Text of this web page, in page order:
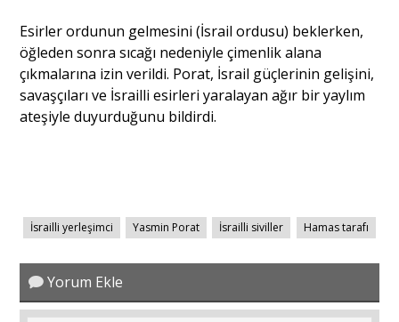
Esirler ordunun gelmesini (İsrail ordusu) beklerken,
öğleden sonra sıcağı nedeniyle çimenlik alana
çıkmalarına izin verildi. Porat, İsrail güçlerinin gelişini,
savaşçıları ve İsrailli esirleri yaralayan ağır bir yaylım
ateşiyle duyurduğunu bildirdi.
İsrailli yerleşimci Yasmin Porat İsrailli siviller Hamas tarafı
Yorum Ekle